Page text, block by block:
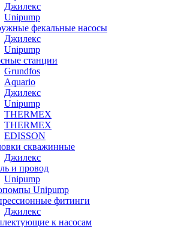
Джилекс
Unipump
фекальные насосы
Джилекс
Unipump
станции
Grundfos
Aquario
Джилекс
Unipump
THERMEX
THERMEX
EDISSON
скважинные
Джилекс
и провод
Unipump
Unipump
фитинги
Джилекс
к насосам